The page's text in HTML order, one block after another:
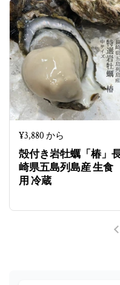
定価
¥3,880 から
殻付き岩牡蠣「椿」
崎県五島列島産 生食
用 冷蔵